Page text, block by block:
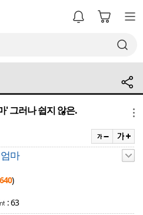
' 그러나 쉽지 않은.
마
640)
: 63